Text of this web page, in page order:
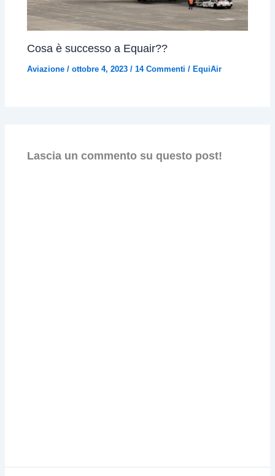
Cosa è successo a Equair??
Aviazione /ottobre 4, 2023/14 Commenti /EquiAir
Lascia un commento su questo post!